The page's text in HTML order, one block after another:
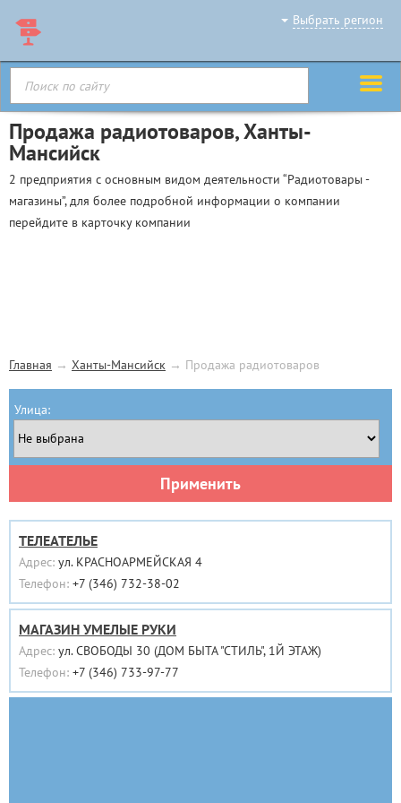
Выбрать регион
Продажа радиотоваров, Ханты-
Мансийск
2 предприятия с основным видом деятельности “Радиотовары -
магазины”, для более подробной информации о компании
перейдите в карточку компании
Главная → Ханты-Мансийск → Продажа радиотоваров
Улица:
Применить
ТЕЛЕАТЕЛЬЕ
Адрес: ул. КРАСНОАРМЕЙСКАЯ 4
Телефон: +7 (346) 732-38-02
МАГАЗИН УМЕЛЫЕ РУКИ
Адрес: ул. СВОБОДЫ 30 (ДОМ БЫТА "СТИЛЬ", 1Й ЭТАЖ)
Телефон: +7 (346) 733-97-77